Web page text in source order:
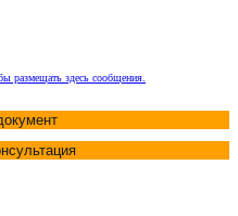
размещать здесь сообщения.